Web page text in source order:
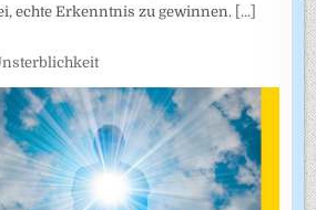
echte Erkenntnis zu gewinnen. [...]